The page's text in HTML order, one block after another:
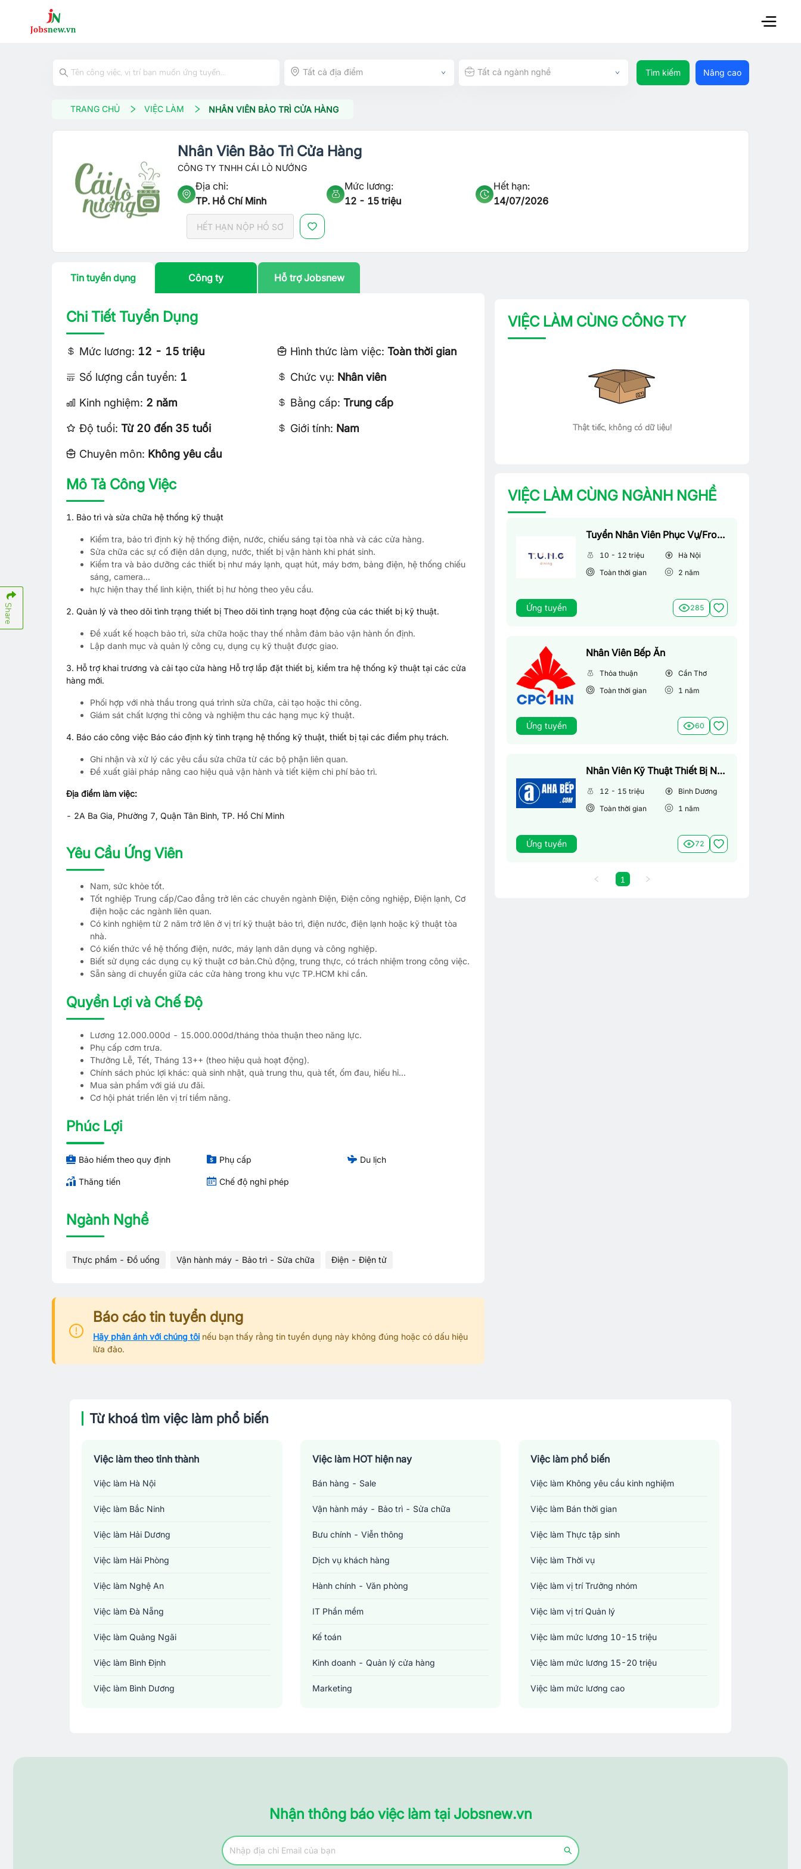
Tất cả địa điểm Tất cả ngành nghề Tìm kiếm Nâng cao
TRANG CHỦ VIỆC LÀM NHÂN VIÊN BẢO TRÌ CỬA HÀNG
Nhân Viên Bảo Trì Cửa Hàng
CÔNG TY TNHH CÁI LÒ NƯỚNG
Địa chỉ:
TP. Hồ Chí Minh
Mức lương:
12 - 15 triệu
Hết hạn:
14/07/2026
HẾT HẠN NỘP HỒ SƠ
Tin tuyển dụng Công ty Hỗ trợ Jobsnew
Chi Tiết Tuyển Dụng
Mức lương: 12 - 15 triệu Hình thức làm việc:Toàn thời gian
Số lượng cần tuyển: 1 Chức vụ: Nhân viên
Kinh nghiệm: 2 năm Bằng cấp:Trung cấp
Độ tuổi: Từ 20 đến 35 tuổi Giới tính: Nam
Chuyên môn: Không yêu cầu
Mô Tả Công Việc
1. Bảo trì và sửa chữa hệ thống kỹ thuật
Kiểm tra, bảo trì định kỳ hệ thống điện, nước, chiếu sáng tại tòa nhà và các cửa hàng.
Sửa chữa các sự cố điện dân dụng, nước, thiết bị vận hành khi phát sinh.
Kiểm tra và bảo dưỡng các thiết bị như máy lạnh, quạt hút, máy bơm, bảng điện, hệ thống chiếu
sáng, camera...
hực hiện thay thế linh kiện, thiết bị hư hỏng theo yêu cầu.
2. Quản lý và theo dõi tình trạng thiết bị Theo dõi tình trạng hoạt động của các thiết bị kỹ thuật.
Đề xuất kế hoạch bảo trì, sửa chữa hoặc thay thế nhằm đảm bảo vận hành ổn định.
Lập danh mục và quản lý công cụ, dụng cụ kỹ thuật được giao.
3. Hỗ trợ khai trương và cải tạo cửa hàng Hỗ trợ lắp đặt thiết bị, kiểm tra hệ thống kỹ thuật tại các cửa
hàng mới.
Phối hợp với nhà thầu trong quá trình sửa chữa, cải tạo hoặc thi công.
Giám sát chất lượng thi công và nghiệm thu các hạng mục kỹ thuật.
4. Báo cáo công việc Báo cáo định kỳ tình trạng hệ thống kỹ thuật, thiết bị tại các điểm phụ trách.
Ghi nhận và xử lý các yêu cầu sửa chữa từ các bộ phận liên quan.
Đề xuất giải pháp nâng cao hiệu quả vận hành và tiết kiệm chi phí bảo trì.
Địa điểm làm việc:
- 2A Ba Gia, Phường 7, Quận Tân Bình, TP. Hồ Chí Minh
Yêu Cầu Ứng Viên
Nam, sức khỏe tốt.
Tốt nghiệp Trung cấp/Cao đẳng trở lên các chuyên ngành Điện, Điện công nghiệp, Điện lạnh, Cơ
điện hoặc các ngành liên quan.
Có kinh nghiệm từ 2 năm trở lên ở vị trí kỹ thuật bảo trì, điện nước, điện lạnh hoặc kỹ thuật tòa
nhà.
Có kiến thức về hệ thống điện, nước, máy lạnh dân dụng và công nghiệp.
Biết sử dụng các dụng cụ kỹ thuật cơ bản.Chủ động, trung thực, có trách nhiệm trong công việc.
Sẵn sàng di chuyển giữa các cửa hàng trong khu vực TP.HCM khi cần.
Quyền Lợi và Chế Độ
Lương 12.000.000d - 15.000.000d/tháng thỏa thuận theo năng lực.
Phụ cấp cơm trưa.
Thưởng Lễ, Tết, Tháng 13++ (theo hiệu quả hoạt động).
Chính sách phúc lợi khác: quà sinh nhật, quà trung thu, quà tết, ốm đau, hiếu hỉ...
Mua sản phẩm với giá ưu đãi.
Cơ hội phát triển lên vị trí tiềm năng.
Phúc Lợi
Bảo hiểm theo quy định Phụ cấp Du lịch
Thăng tiến Chế độ nghỉ phép
Ngành Nghề
Thực phẩm - Đồ uống Vận hành máy - Bảo trì - Sửa chữa Điện - Điện tử
Báo cáo tin tuyển dụng
Hãy phản ánh với chúng tôi nếu bạn thấy rằng tin tuyển dụng này không đúng hoặc có dấu hiệu
lừa đảo.
VIỆC LÀM CÙNG CÔNG TY
Thật tiếc, không có dữ liệu!
VIỆC LÀM CÙNG NGÀNH NGHỀ
Tuyển Nhân Viên Phục Vụ/Front Of House
10 - 12 triệu
Hà Nội
Toàn thời gian
2 năm
Ứng tuyển 285
Nhân Viên Bếp Ăn
Thỏa thuận
Cần Thơ
Toàn thời gian
1 năm
Ứng tuyển 60
Nhân Viên Kỹ Thuật Thiết Bị Nhà Bếp
12 - 15 triệu
Bình Dương
Toàn thời gian
1 năm
Ứng tuyển 72
1
Share
Từ khoá tìm việc làm phổ biến
Việc làm theo tỉnh thành
Việc làm Hà Nội
Việc làm Bắc Ninh
Việc làm Hải Dương
Việc làm Hải Phòng
Việc làm Nghệ An
Việc làm Đà Nẵng
Việc làm Quảng Ngãi
Việc làm Bình Định
Việc làm Bình Dương
Việc làm HOT hiện nay
Bán hàng - Sale
Vận hành máy - Bảo trì - Sửa chữa
Bưu chính - Viễn thông
Dịch vụ khách hàng
Hành chính - Văn phòng
IT Phần mềm
Kế toán
Kinh doanh - Quản lý cửa hàng
Marketing
Việc làm phổ biến
Việc làm Không yêu cầu kinh nghiệm
Việc làm Bán thời gian
Việc làm Thực tập sinh
Việc làm Thời vụ
Việc làm vị trí Trưởng nhóm
Việc làm vị trí Quản lý
Việc làm mức lương 10-15 triệu
Việc làm mức lương 15-20 triệu
Việc làm mức lương cao
Nhận thông báo việc làm tại Jobsnew.vn